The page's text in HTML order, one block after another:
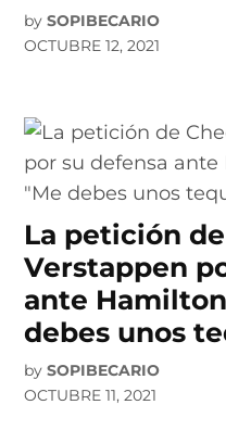
by SOPIBECARIO
OCTUBRE 12, 2021
La petición
Verstappen
ante
debes unos
by SOPIBECARIO
OCTUBRE 11, 2021